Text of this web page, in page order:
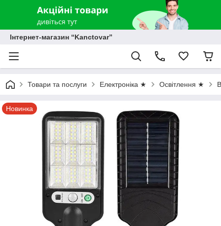
Інтернет-магазин “Kanctovar”
Товари та послуги Електроніка ★ Освітлення ★
Новинка